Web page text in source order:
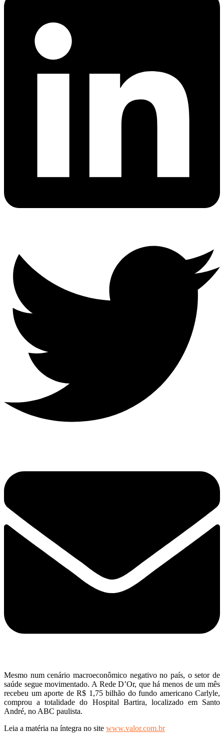
Mesmo num cenário macroeconômico negativo no país, o setor de
saúde segue movimentado. A Rede D’Or, que há menos de um mês
recebeu um aporte de R$ 1,75 bilhão do fundo americano Carlyle,
comprou a totalidade do Hospital Bartira, localizado em Santo
André, no ABC paulista.
Leia a matéria na íntegra no site www.valor.com.br